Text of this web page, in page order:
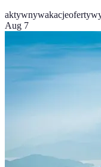
aktywnywakacje
Aug 7